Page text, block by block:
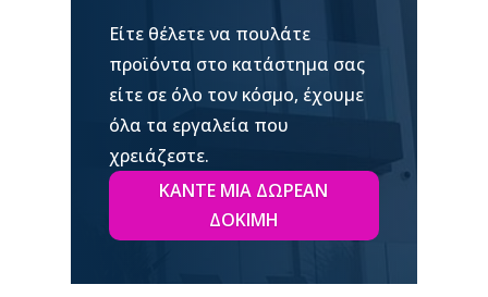
Είτε θέλετε να πουλάτε
προϊόντα στο κατάστημα σας
είτε σε όλο τον κόσμο, έχουμε
όλα τα εργαλεία που
χρειάζεστε.
ΚΆΝΤΕ ΜΙΑ ΔΩΡΕΆΝ
ΔΟΚΙΜΉ